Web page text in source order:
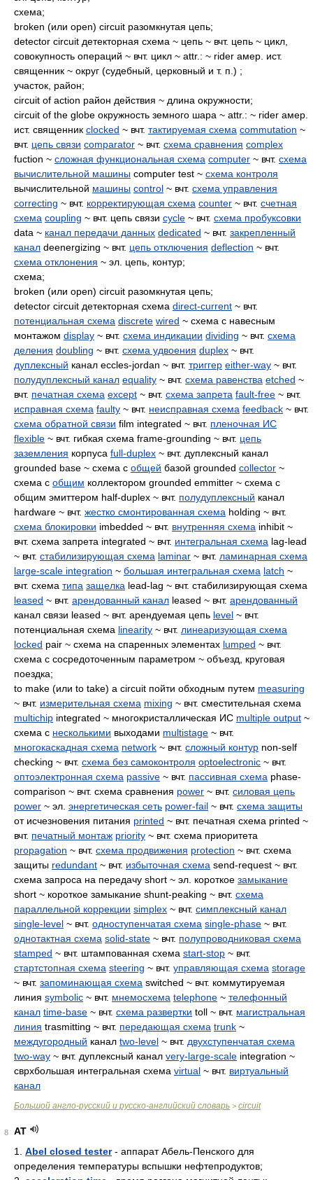
схема;
broken (или open) circuit разомкнутая цепь;
detector circuit детекторная схема ~ цепь ~ вчт. цепь ~ цикл,
совокупность операций ~ вчт. цикл ~ attr.: ~ rider амер. ист.
священник ~ округ (судебный, церковный и т. п.) ;
участок, район;
circuit of action район действия ~ длина окружности;
circuit of the globe окружность земного шара ~ attr.: ~ rider амер.
ист. священник clocked ~ вчт. тактируемая схема commutation ~
вчт. цепь связи comparator ~ вчт. схема сравнения complex
fuction ~ сложная функциональная схема computer ~ вчт. схема
вычислительной машины computer test ~ схема контроля
вычислительной машины control ~ вчт. схема управления
correcting ~ вчт. корректирующая схема counter ~ вчт. счетная
схема coupling ~ вчт. цепь связи cycle ~ вчт. схема пробуксовки
data ~ канал передачи данных dedicated ~ вчт. закрепленный
канал deenergizing ~ вчт. цепь отключения deflection ~ вчт.
схема отклонения ~ эл. цепь, контур;
схема;
broken (или open) circuit разомкнутая цепь;
detector circuit детекторная схема direct-current ~ вчт.
потенциальная схема discrete wired ~ схема с навесным
монтажом display ~ вчт. схема индикации dividing ~ вчт. схема
деления doubling ~ вчт. схема удвоения duplex ~ вчт.
дуплексный канал eccles-jordan ~ вчт. триггер either-way ~ вчт.
полудуплексный канал equality ~ вчт. схема равенства etched ~
вчт. печатная схема except ~ вчт. схема запрета fault-free ~ вчт.
исправная схема faulty ~ вчт. неисправная схема feedback ~ вчт.
схема обратной связи film integrated ~ вчт. пленочная ИС
flexible ~ вчт. гибкая схема frame-grounding ~ вчт. цепь
заземления корпуса full-duplex ~ вчт. дуплексный канал
grounded base ~ схема с общей базой grounded collector ~
схема с общим коллектором grounded emmitter ~ схема с
общим эмиттером half-duplex ~ вчт. полудуплексный канал
hardware ~ вчт. жестко смонтированная схема holding ~ вчт.
схема блокировки imbedded ~ вчт. внутренняя схема inhibit ~
вчт. схема запрета integrated ~ вчт. интегральная схема lag-lead
~ вчт. стабилизирующая схема laminar ~ вчт. ламинарная схема
large-scale integration ~ большая интегральная схема latch ~
вчт. схема типа защелка lead-lag ~ вчт. стабилизирующая схема
leased ~ вчт. арендованный канал leased ~ вчт. арендованный
канал связи leased ~ вчт. арендуемая цепь level ~ вчт.
потенциальная схема linearity ~ вчт. линеаризующая схема
locked pair ~ схема на спаренных элементах lumped ~ вчт.
схема с сосредоточенным параметром ~ объезд, круговая
поездка;
to make (или to take) a circuit пойти обходным путем measuring
~ вчт. измерительная схема mixing ~ вчт. сместительная схема
multichip integrated ~ многокристаллическая ИС multiple output ~
схема с несколькими выходами multistage ~ вчт.
многокаскадная схема network ~ вчт. сложный контур non-self
checking ~ вчт. схема без самоконтроля optoelectronic ~ вчт.
оптоэлектронная схема passive ~ вчт. пассивная схема phase-
comparison ~ вчт. схема сравнения power ~ вчт. силовая цепь
power ~ эл. энергетическая сеть power-fail ~ вчт. схема защиты
от исчезновения питания printed ~ вчт. печатная схема printed ~
вчт. печатный монтаж priority ~ вчт. схема приоритета
propagation ~ вчт. схема продвижения protection ~ вчт. схема
защиты redundant ~ вчт. избыточная схема send-request ~ вчт.
схема запроса на передачу short ~ эл. короткое замыкание
short ~ короткое замыкание shunt-peaking ~ вчт. схема
параллельной коррекции simplex ~ вчт. симплексный канал
single-level ~ вчт. одноступенчатая схема single-phase ~ вчт.
однотактная схема solid-state ~ вчт. полупроводниковая схема
stamped ~ вчт. штампованная схема start-stop ~ вчт.
стартстопная схема steering ~ вчт. управляющая схема storage
~ вчт. запоминающая схема switched ~ вчт. коммутируемая
линия symbolic ~ вчт. мнемосхема telephone ~ телефонный
канал time-base ~ вчт. схема развертки toll ~ вчт. магистральная
линия trasmitting ~ вчт. передающая схема trunk ~
междугородный канал two-level ~ вчт. двухступенчатая схема
two-way ~ вчт. дуплексный канал very-large-scale integration ~
сврхбольшая интегральная схема virtual ~ вчт. виртуальный
канал
Большой англо-русский и русско-английский словарь > circuit
8
AT
1. Abel closed tester- аппарат Абель-Пенского для
определения температуры вспышки нефтепродуктов;